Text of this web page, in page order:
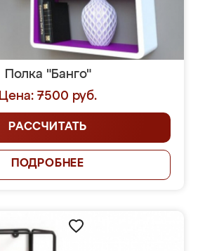
Полка "Банго"
Цена: 7500 руб.
РАССЧИТАТЬ
ПОДРОБНЕЕ